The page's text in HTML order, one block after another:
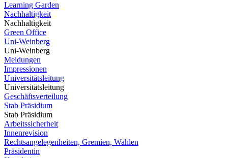
Learning Garden
Nachhaltigkeit
Nachhaltigkeit
Green Office
Uni-Weinberg
Uni-Weinberg
Meldungen
Impressionen
Universitätsleitung
Universitätsleitung
Geschäftsverteilung
Stab Präsidium
Stab Präsidium
Arbeitssicherheit
Innenrevision
Rechtsangelegenheiten, Gremien, Wahlen
Präsidentin